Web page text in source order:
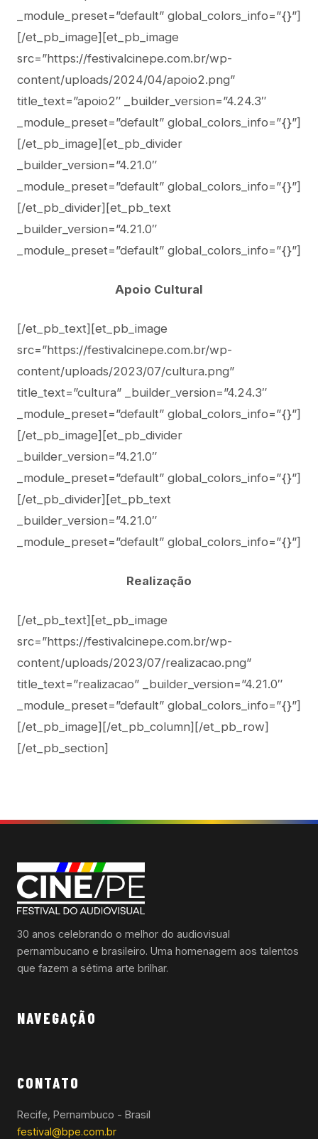
_module_preset=”default” global_colors_info=”{}”]
[/et_pb_image][et_pb_image
src=”https://festivalcinepe.com.br/wp-
content/uploads/2024/04/apoio2.png”
title_text=”apoio2″ _builder_version=”4.24.3″
_module_preset=”default” global_colors_info=”{}”]
[/et_pb_image][et_pb_divider
_builder_version=”4.21.0″
_module_preset=”default” global_colors_info=”{}”]
[/et_pb_divider][et_pb_text
_builder_version=”4.21.0″
_module_preset=”default” global_colors_info=”{}”]
Apoio Cultural
[/et_pb_text][et_pb_image
src=”https://festivalcinepe.com.br/wp-
content/uploads/2023/07/cultura.png”
title_text=”cultura” _builder_version=”4.24.3″
_module_preset=”default” global_colors_info=”{}”]
[/et_pb_image][et_pb_divider
_builder_version=”4.21.0″
_module_preset=”default” global_colors_info=”{}”]
[/et_pb_divider][et_pb_text
_builder_version=”4.21.0″
_module_preset=”default” global_colors_info=”{}”]
Realização
[/et_pb_text][et_pb_image
src=”https://festivalcinepe.com.br/wp-
content/uploads/2023/07/realizacao.png”
title_text=”realizacao” _builder_version=”4.21.0″
_module_preset=”default” global_colors_info=”{}”]
[/et_pb_image][/et_pb_column][/et_pb_row]
[/et_pb_section]
30 anos celebrando o melhor do audiovisual
pernambucano e brasileiro. Uma homenagem aos talentos
que fazem a sétima arte brilhar.
NAVEGAÇÃO
CONTATO
Recife, Pernambuco - Brasil
festival@bpe.com.br